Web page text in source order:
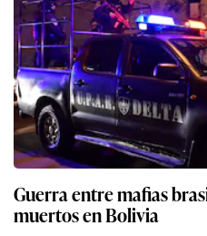
Guerra entre mafias
muertos en Bolivia